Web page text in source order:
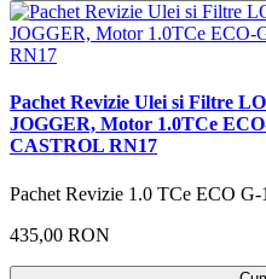
Pachet Revizie Ulei si Filtre
JOGGER, Motor 1.0TCe
CASTROL RN17
Pachet Revizie 1.0 TCe ECO
435,00 RON